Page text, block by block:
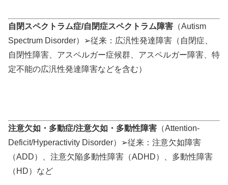
自閉スペクトラム症/自閉症スペクトラム障害 （Autism
Spectrum Disorder）➢従来：広汎性発達障害（自閉症、
自閉性障害、アスペルガー症候群、アスペルガー障害、特
定不能の広汎性発達障害などを含む）
注意欠如・多動症/注意欠如・多動性障害 （Attention-
Deficit/Hyperactivity Disorder）➢従来：注意欠如障害
（ADD）、注意欠陥多動性障害（ADHD）、多動性障害
（HD）など